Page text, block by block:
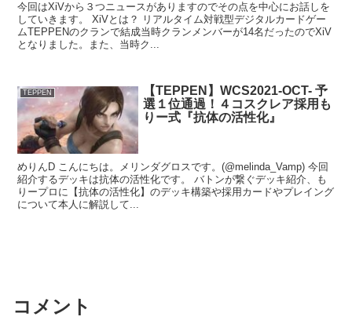
今回はXiVから３つニュースがありますのでその点を中心にお話しを
していきます。 XiVとは？ リアルタイム対戦型デジタルカードゲー
ムTEPPENのクランで結成当時クランメンバーが14名だったのでXiV
となりました。また、当時ク...
TEPPEN
【TEPPEN】WCS2021-OCT- 予
選１位通過！４コスクレア採用も
りー式『抗体の活性化』
めりんD こんにちは。メリンダグロスです。(@melinda_Vamp) 今回
紹介するデッキは抗体の活性化です。 バトンが繋ぐデッキ紹介、も
りープロに【抗体の活性化】のデッキ構築や採用カードやプレイング
について本人に解説して...
コメント